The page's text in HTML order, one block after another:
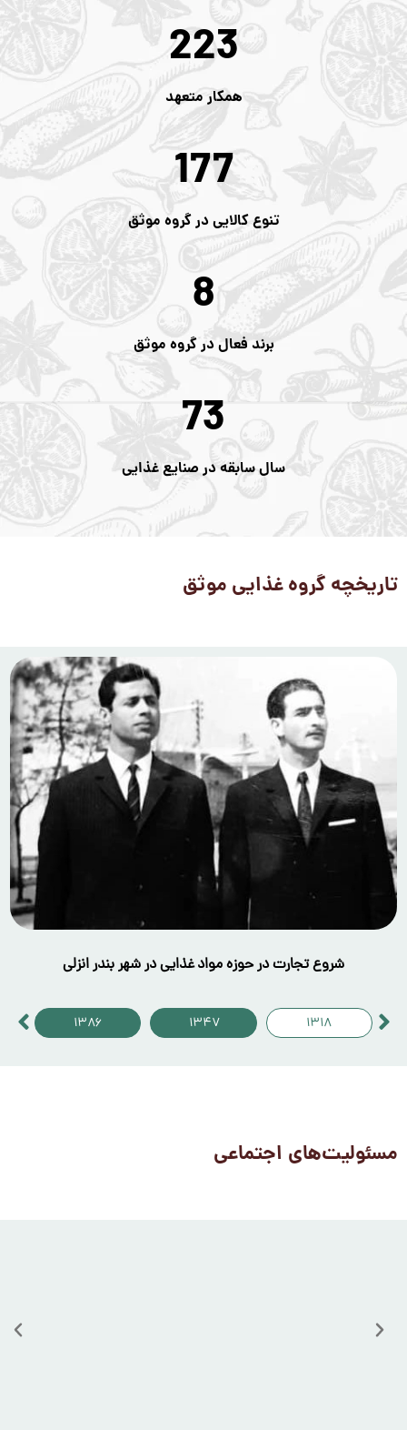
250
همکار متعهد
200
تنوع کالایی در گروه موثق
10
برند فعال در گروه موثق
84
سال سابقه در صنایع غذایی
تاریخچه گروه غذایی موثق
شروع تجارت در حوزه مواد غذایی در شهر بندر انزلی
۱۳۱۸ ۱۳۴۷ ۱۳۸۶
مسئولیت‌های اجتماعی